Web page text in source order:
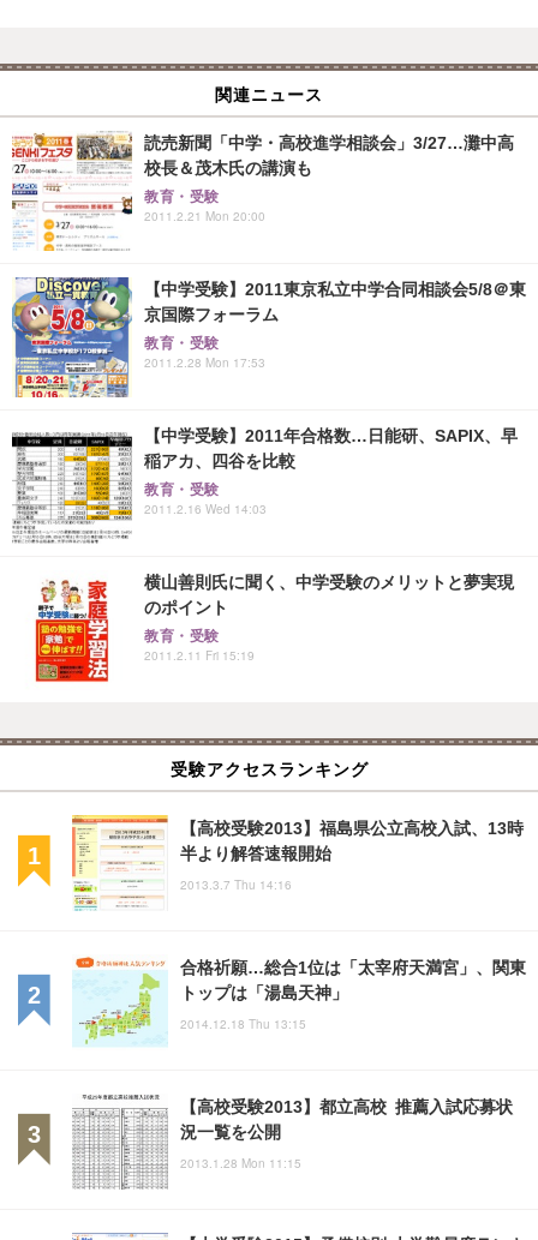
関連ニュース
読売新聞「中学・高校進学相談会」3/27…灘中高
校長＆茂木氏の講演も
教育・受験
2011.2.21 Mon 20:00
【中学受験】2011東京私立中学合同相談会5/8＠東
京国際フォーラム
教育・受験
2011.2.28 Mon 17:53
【中学受験】2011年合格数…日能研、SAPIX、早
稲アカ、四谷を比較
教育・受験
2011.2.16 Wed 14:03
横山善則氏に聞く、中学受験のメリットと夢実現
のポイント
教育・受験
2011.2.11 Fri 15:19
受験アクセスランキング
【高校受験2013】福島県公立高校入試、13時
半より解答速報開始
2013.3.7 Thu 14:16
合格祈願…総合1位は「太宰府天満宮」、関東
トップは「湯島天神」
2014.12.18 Thu 13:15
【高校受験2013】都立高校 推薦入試応募状
況一覧を公開
2013.1.28 Mon 11:15